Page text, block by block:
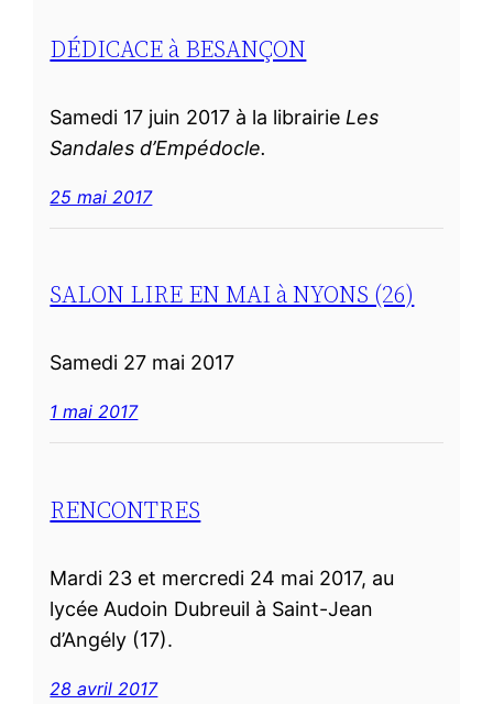
DÉDICACE à BESANÇON
Samedi 17 juin 2017 à la librairie Les
Sandales d’Empédocle.
25 mai 2017
SALON LIRE EN MAI à NYONS (26)
Samedi 27 mai 2017
1 mai 2017
RENCONTRES
Mardi 23 et mercredi 24 mai 2017, au
lycée Audoin Dubreuil à Saint-Jean
d’Angély (17).
28 avril 2017